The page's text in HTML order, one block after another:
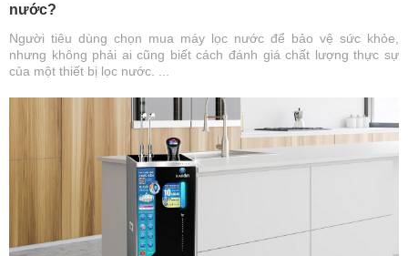
nước?
Người tiêu dùng chọn mua máy lọc nước để bảo vệ sức khỏe,
nhưng không phải ai cũng biết cách đánh giá chất lượng thực sự
của một thiết bị lọc nước. ...